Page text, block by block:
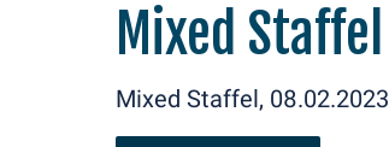
Mixed Staffel
Mixed Staffel, 08.02.2023